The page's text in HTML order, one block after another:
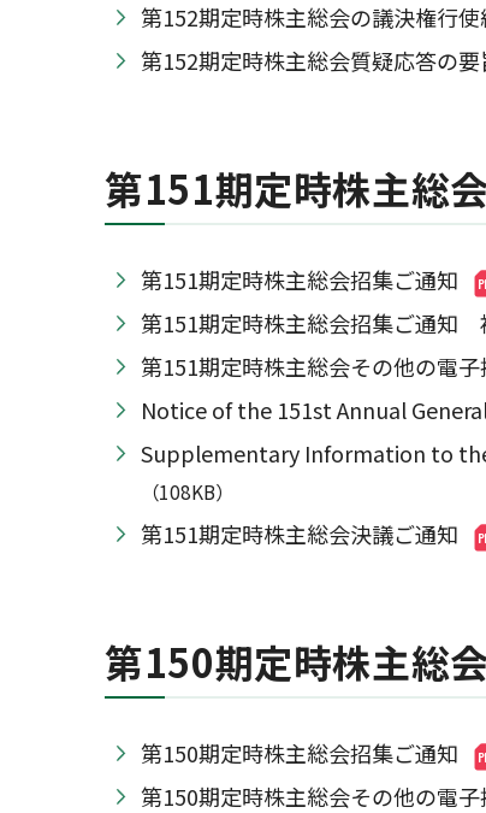
第152期定時株主総会の議決権行
第152期定時株主総会質疑応答の要
第151期定時株主総
第151期定時株主総会招集ご通知
第151期定時株主総会招集ご通知
第151期定時株主総会その他の電
Notice of the 151st Annual
Supplementary Information to
（108KB）
第151期定時株主総会決議ご通知
第150期定時株主総
第150期定時株主総会招集ご通知
第150期定時株主総会その他の電